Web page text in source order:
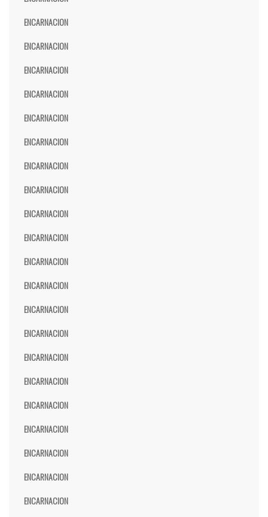
ENCARNACION
ENCARNACION
ENCARNACION
ENCARNACION
ENCARNACION
ENCARNACION
ENCARNACION
ENCARNACION
ENCARNACION
ENCARNACION
ENCARNACION
ENCARNACION
ENCARNACION
ENCARNACION
ENCARNACION
ENCARNACION
ENCARNACION
ENCARNACION
ENCARNACION
ENCARNACION
ENCARNACION